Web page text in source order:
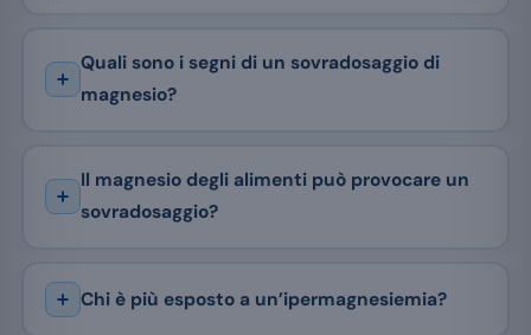
Quali sono i segni di un sovradosaggio di
magnesio?
Il magnesio degli alimenti può provocare un
sovradosaggio?
Chi è più esposto a un’ipermagnesiemia?